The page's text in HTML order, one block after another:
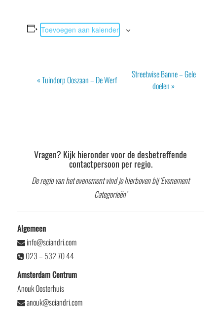
Toevoegen aan kalender
Evenement
Navigatie
«Tuindorp Ooszaan – De Werf
Streetwise Banne – Gele
doelen»
Vragen? Kijk hieronder voor de desbetreffende
contactpersoon per regio.
De regio van het evenement vind je hierboven bij ‘Evenement
Categorieën’
Algemeen
info@sciandri.com
023 – 532 70 44
Amsterdam Centrum
Anouk Oosterhuis
anouk@sciandri.com